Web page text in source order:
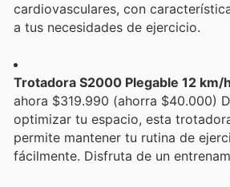
cardiovasculares, con
a tus necesidades de ejercicio.
Trotadora S2000 Plegable 12 km/
ahora $319.990 (ahorra $40.000)
optimizar tu espacio, esta
permite mantener tu rutina de
fácilmente. Disfruta de un